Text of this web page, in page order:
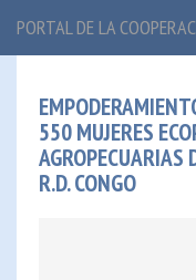
PORTAL DE LA
550 MUJERES
AGROPECUARIAS
R.D. CONGO